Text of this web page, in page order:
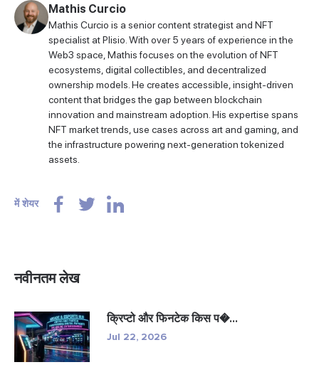
Mathis Curcio
Mathis Curcio is a senior content strategist and NFT
specialist at Plisio. With over 5 years of experience in the
Web3 space, Mathis focuses on the evolution of NFT
ecosystems, digital collectibles, and decentralized
ownership models. He creates accessible, insight-driven
content that bridges the gap between blockchain
innovation and mainstream adoption. His expertise spans
NFT market trends, use cases across art and gaming, and
the infrastructure powering next-generation tokenized
assets.
में शेयर
नवीनतम लेख
क्रिप्टो और फिनटेक किस प�...
Jul 22, 2026